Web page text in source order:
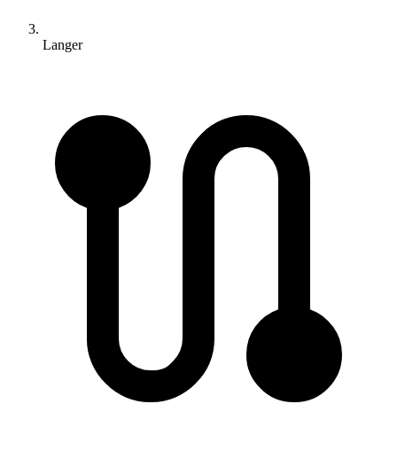
Langer